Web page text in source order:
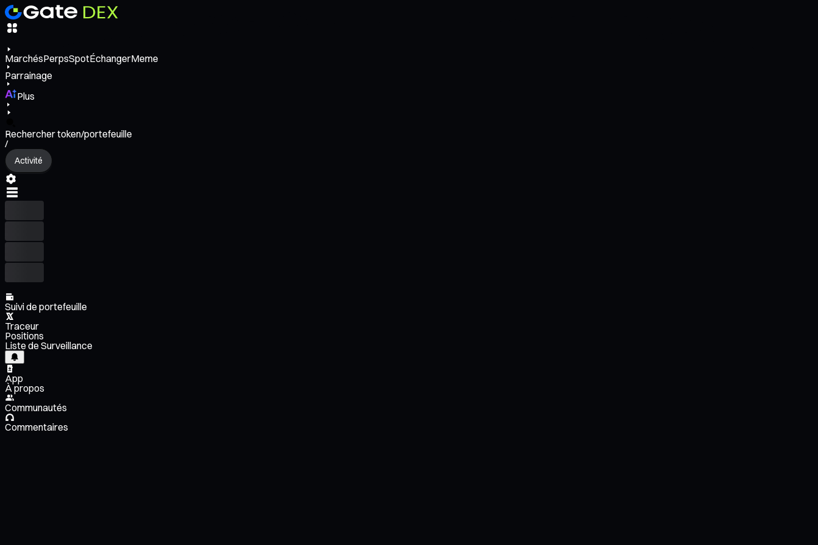
MarchésPerpsSpotÉchangerMeme
Parrainage
Plus
Rechercher token/portefeuille
/
Activité
Suivi de portefeuille
Traceur
Positions
Liste de Surveillance
App
À propos
Communautés
Commentaires